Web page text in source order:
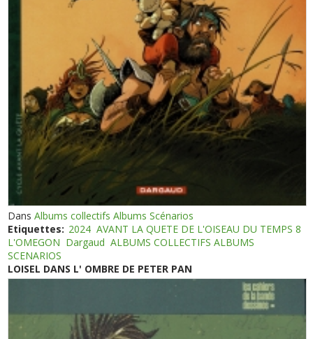
DansAlbums collectifs Albums Scénarios
Etiquettes: 2024 AVANT LA QUETE DE L'OISEAU DU TEMPS 8
L'OMEGON Dargaud ALBUMS COLLECTIFS ALBUMS
SCENARIOS
LOISEL DANS L' OMBRE DE PETER PAN